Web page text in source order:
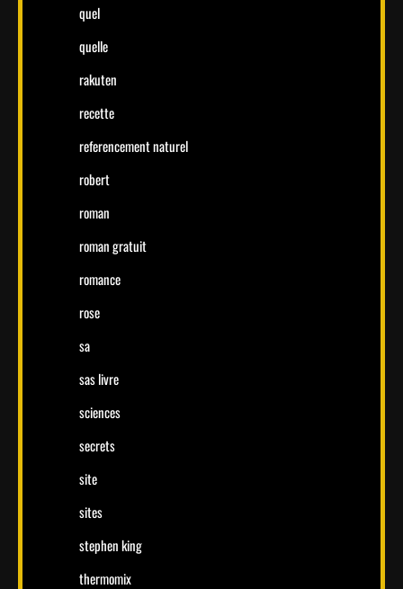
quel
quelle
rakuten
recette
referencement naturel
robert
roman
roman gratuit
romance
rose
sa
sas livre
sciences
secrets
site
sites
stephen king
thermomix